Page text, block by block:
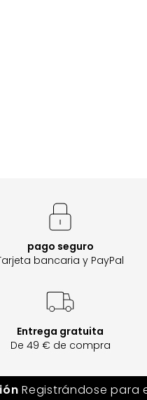
pago seguro
bancaria y PayPal
Entrega gratuita
De 49 € de compra
Registrándose para